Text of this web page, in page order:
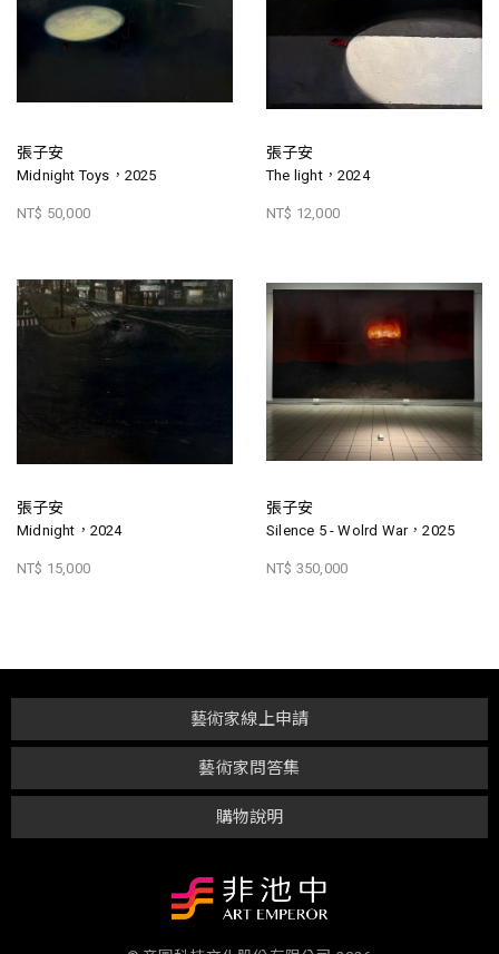
張子安
Midnight Toys，2025
NT$ 50,000
張子安
The light，2024
NT$ 12,000
張子安
Midnight，2024
NT$ 15,000
張子安
Silence 5 - Wolrd War，2025
NT$ 350,000
購物說明
藝術家問答集
藝術家線上申請